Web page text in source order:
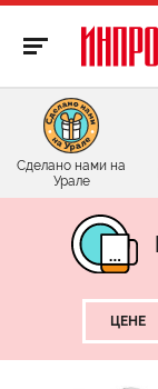
Сделано нами на
Урале